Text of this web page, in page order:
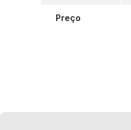
Preço